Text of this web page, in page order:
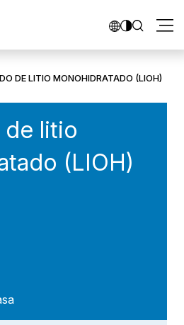
DE LITIO MONOHIDRATADO (LIOH)
litio
(LIOH)